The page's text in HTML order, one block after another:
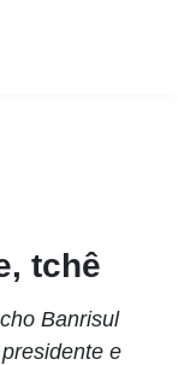
tchê
Banrisul
e